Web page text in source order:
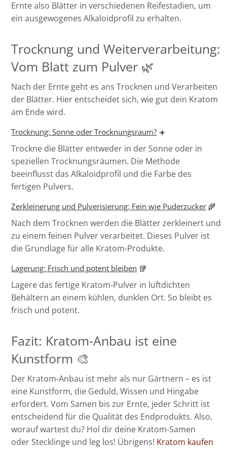
Ernte also Blätter in verschiedenen Reifestadien, um
ein ausgewogenes Alkaloidprofil zu erhalten.
Trocknung und Weiterverarbeitung:
Vom Blatt zum Pulver 🌿
Nach der Ernte geht es ans Trocknen und Verarbeiten
der Blätter. Hier entscheidet sich, wie gut dein Kratom
am Ende wird.
Trocknung: Sonne oder Trocknungsraum? ☀️
Trockne die Blätter entweder in der Sonne oder in
speziellen Trocknungsräumen. Die Methode
beeinflusst das Alkaloidprofil und die Farbe des
fertigen Pulvers.
Zerkleinerung und Pulverisierung: Fein wie Puderzucker 🌾
Nach dem Trocknen werden die Blätter zerkleinert und
zu einem feinen Pulver verarbeitet. Dieses Pulver ist
die Grundlage für alle Kratom-Produkte.
Lagerung: Frisch und potent bleiben 🥡
Lagere das fertige Kratom-Pulver in luftdichten
Behältern an einem kühlen, dunklen Ort. So bleibt es
frisch und potent.
Fazit: Kratom-Anbau ist eine
Kunstform 🎨
Der Kratom-Anbau ist mehr als nur Gärtnern – es ist
eine Kunstform, die Geduld, Wissen und Hingabe
erfordert. Vom Samen bis zur Ernte, jeder Schritt ist
entscheidend für die Qualität des Endprodukts. Also,
worauf wartest du? Hol dir deine Kratom-Samen
oder Stecklinge und leg los! Übrigens! Kratom kaufen